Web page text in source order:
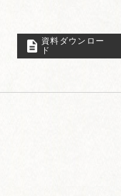
資料ダウンロー
ド